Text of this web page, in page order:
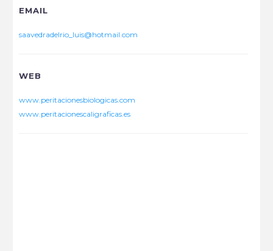
EMAIL
saavedradelrio_luis@hotmail.com
WEB
www.peritacionesbiologicas.com
www.peritacionescaligraficas.es